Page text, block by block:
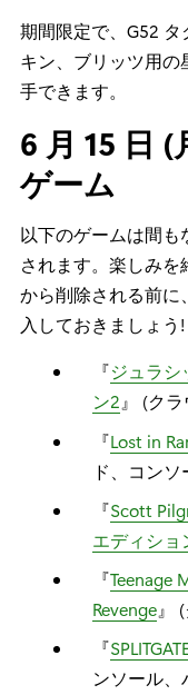
期間限定で、G52
キン、ブリッツ用の
手できます。
6 月 15 日
ゲーム
以下のゲームは間も
されます。楽しみを
から削除される前に
入しておきましょう!
『ジュラシ
ン2』 (ク
『Lost in
ド、コンソ
『Scott
エディショ
『Teenage
Revenge』
『
ンソール、